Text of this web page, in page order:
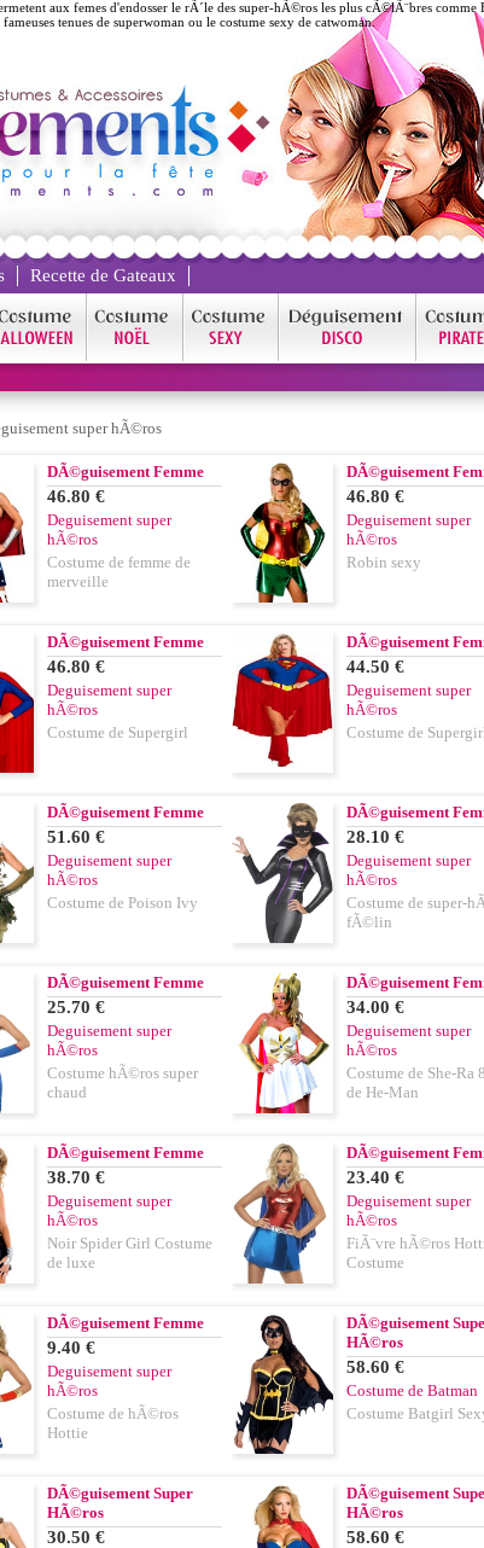
aux femes d'endosser le rÃ´le des super-hÃ©ros les plus cÃ©lÃ¨bres
tenues de superwoman ou le costume sexy de catwoman.
Recette de Gateaux
super hÃ©ros
DÃ©guisement Femme
46.80 €
Deguisement super
hÃ©ros
Costume de femme de
merveille
DÃ©guisement
46.80 €
Deguisement super
hÃ©ros
Robin sexy
DÃ©guisement Femme
46.80 €
Deguisement super
hÃ©ros
Costume de Supergirl
DÃ©guisement
44.50 €
Deguisement super
hÃ©ros
Costume de
DÃ©guisement Femme
51.60 €
Deguisement super
hÃ©ros
Costume de Poison Ivy
DÃ©guisement
28.10 €
Deguisement super
hÃ©ros
Costume de super-
fÃ©lin
DÃ©guisement Femme
25.70 €
Deguisement super
hÃ©ros
Costume hÃ©ros super
chaud
DÃ©guisement
34.00 €
Deguisement super
hÃ©ros
Costume de She-Ra
de He-Man
DÃ©guisement Femme
38.70 €
Deguisement super
hÃ©ros
Noir Spider Girl Costume
de luxe
DÃ©guisement
23.40 €
Deguisement super
hÃ©ros
FiÃ¨vre hÃ©ros
Costume
DÃ©guisement Femme
9.40 €
Deguisement super
hÃ©ros
Costume de hÃ©ros
Hottie
DÃ©guisement
HÃ©ros
58.60 €
Costume de Batman
Costume Batgirl
DÃ©guisement Super
HÃ©ros
30.50 €
DÃ©guisement
HÃ©ros
58.60 €